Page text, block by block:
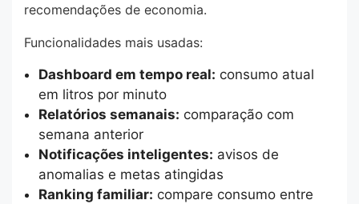
recomendações de economia.
Funcionalidades mais usadas:
Dashboard em tempo real: consumo atual
em litros por minuto
Relatórios semanais: comparação com
semana anterior
Notificações inteligentes: avisos de
anomalias e metas atingidas
Ranking familiar: compare consumo entre